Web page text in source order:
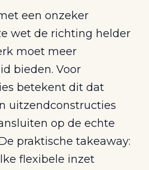
een onzeker
wet de richting helder
moet meer
bieden. Voor
betekent dit dat
uitzendconstructies
op de echte
praktische takeaway:
flexibele inzet